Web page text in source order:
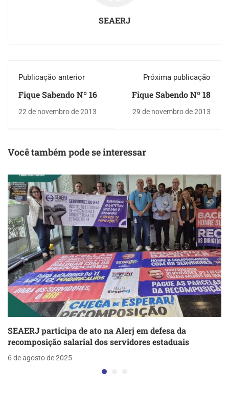
SEAERJ
Publicação anterior
Fique Sabendo Nº 16
22 de novembro de 2013
Próxima publicação
Fique Sabendo Nº 18
29 de novembro de 2013
Você também pode se interessar
SEAERJ participa de ato na Alerj em defesa da
recomposição salarial dos servidores estaduais
6 de agosto de 2025